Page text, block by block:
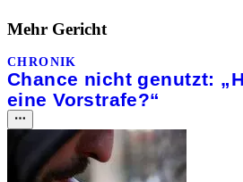
Mehr Gericht
CHRONIK
Chance nicht genutzt:
eine Vorstrafe?“